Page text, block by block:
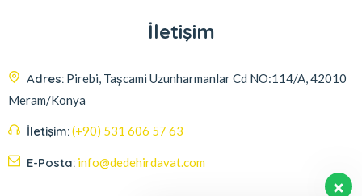
İletişim
Adres: Pirebi, Taşcami Uzunharmanlar Cd NO:114/A, 42010
Meram/Konya
İletişim:(+90) 531 606 57 63
E-Posta: info@dedehirdavat.com